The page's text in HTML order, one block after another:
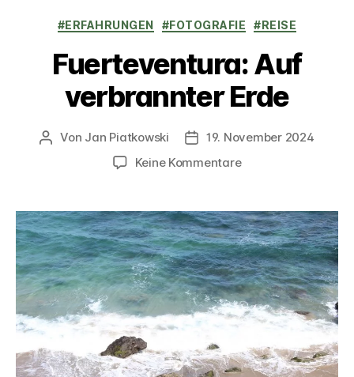
Kategorien
#ERFAHRUNGEN #FOTOGRAFIE #REISE
Fuerteventura: Auf
verbrannter Erde
Beitragsautor
Von Jan Piatkowski Veröffentlichungsdatum
19. November 2024
Keine Kommentarezu
verbrannter
Erde